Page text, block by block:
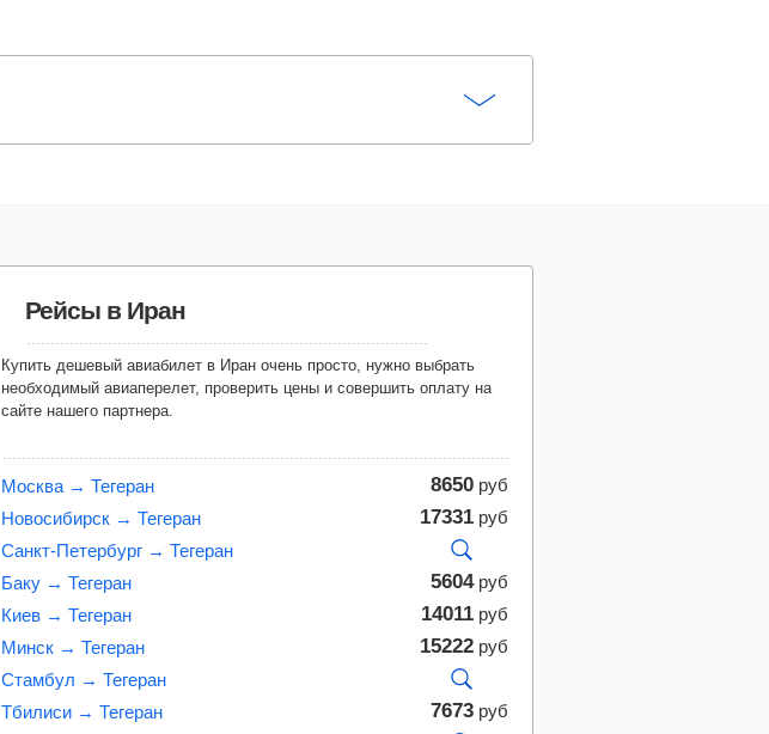
Рейсы в Иран
Купить дешевый авиабилет в Иран очень просто, нужно выбрать
необходимый авиаперелет, проверить цены и совершить оплату на
сайте нашего партнера.
Москва → Тегеран 8650 руб
Новосибирск → Тегеран
17331 руб
Санкт-Петербург → Тегеран
Баку → Тегеран
5604 руб
Киев → Тегеран
14011 руб
Минск → Тегеран
15222 руб
Стамбул → Тегеран
Тбилиси → Тегеран
7673 руб